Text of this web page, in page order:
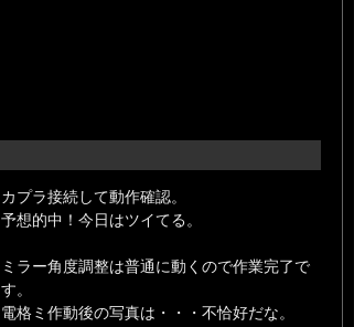
カプラ接続して動作確認。
予想的中！今日はツイてる。
ミラー角度調整は普通に動くので作業完了で
す。
電格ミ作動後の写真は・・・不恰好だな。